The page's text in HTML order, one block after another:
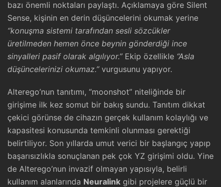
bazı önemli noktaları paylaştı. Açıklamaya göre Silent
Sense, kişinin en derin düşüncelerini okumak yerine
“konuşma sistemi tarafından sesli sözcükler
üretilmeden hemen önce beynin gönderdiği ince
sinyalleri pasif olarak algılıyor.”Ekip özellikle “Asla
düşüncelerinizi okumaz.”vurgusunu yapıyor.
Alterego’nun tanıtımı, “moonshot” niteliğinde bir
girişime ilk kez somut bir bakış sundu. Tanıtım dikkat
çekici görünse de cihazın gerçek kullanım kolaylığı ve
kapasitesi konusunda temkinli olunması gerektiği
belirtiliyor. Son yıllarda umut verici bir başlangıç yapıp
başarısızlıkla sonuçlanan pek çok YZ girişimi oldu. Yine
de Alterego’nun invazif olmayan yapısıyla, belirli
kullanım alanlarında Neuralink gibi projelere güçlü bir